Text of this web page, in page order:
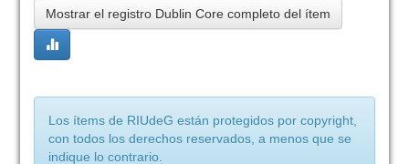
Mostrar el registro Dublin Core completo del ítem
Los ítems de RIUdeG están protegidos por copyright,
con todos los derechos reservados, a menos que se
indique lo contrario.